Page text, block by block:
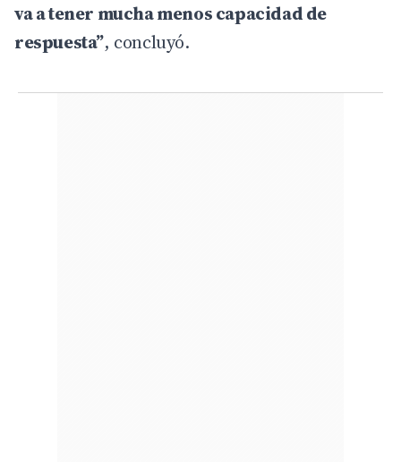
va a tener mucha menos capacidad de
respuesta”, concluyó.